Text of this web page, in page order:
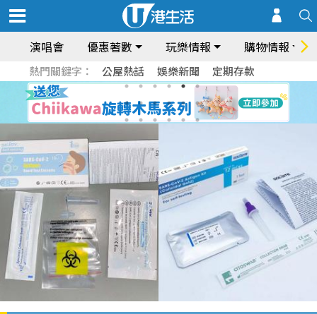
演唱會 優惠著數 玩樂情報 購物情報
熱門關鍵字： 公屋熱話 娛樂新聞 定期存款